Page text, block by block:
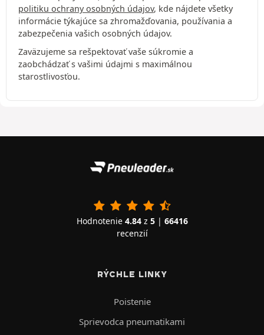
politiku ochrany osobných údajov, kde nájdete všetky
informácie týkajúce sa zhromažďovania, používania a
zabezpečenia vašich osobných údajov.
Zaväzujeme sa rešpektovať vaše súkromie a
zaobchádzať s vašimi údajmi s maximálnou
starostlivosťou.
Hodnotenie 4.84z 5| 66416
recenzií
RÝCHLE LINKY
Poistenie
Sprievodca pneumatikami